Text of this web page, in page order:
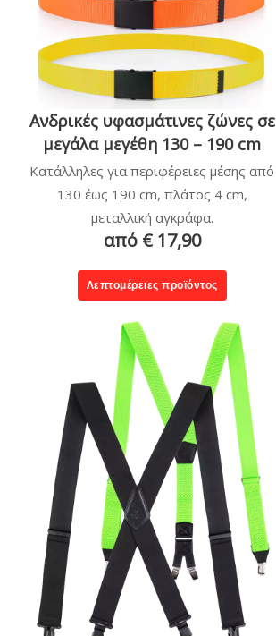
Ανδρικές υφασμάτινες ζώνες σε
μεγάλα μεγέθη 130 – 190 cm
Κατάλληλες για περιφέρειες μέσης από
130 έως 190 cm, πλάτος 4 cm,
μεταλλική αγκράφα.
από € 17,90
Λεπτομέρειες προϊόντος